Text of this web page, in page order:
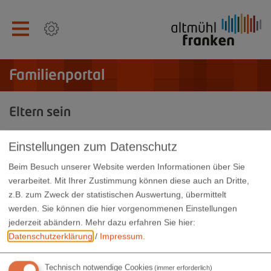
Familienportal
Eltern sein
Familie und die Entwicklung des Kindes betreffen.
Eltern-, Jugend- und Erziehungsberatung
Landratsamt Weißenburg-Gunzenhausen
Koordinierungsstelle Familienbildung
Einstellungen zum Datenschutz
Beim Besuch unserer Website werden Informationen über Sie
verarbeitet. Mit Ihrer Zustimmung können diese auch an Dritte,
z.B. zum Zweck der statistischen Auswertung, übermittelt
werden. Sie können die hier vorgenommenen Einstellungen
jederzeit abändern. Mehr dazu erfahren Sie hier:
Datenschutzerklärung / Impressum.
Technisch notwendige Cookies (immer erforderlich)